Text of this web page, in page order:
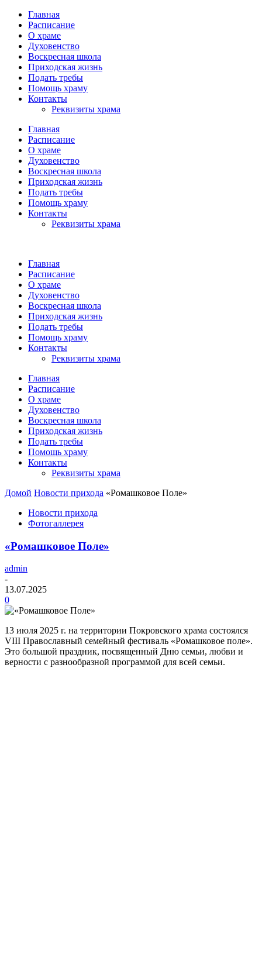
Главная
Расписание
О храме
Духовенство
Воскресная школа
Приходская жизнь
Подать требы
Помощь храму
Контакты
Реквизиты храма
Главная
Расписание
О храме
Духовенство
Воскресная школа
Приходская жизнь
Подать требы
Помощь храму
Контакты
Реквизиты храма
Главная
Расписание
О храме
Духовенство
Воскресная школа
Приходская жизнь
Подать требы
Помощь храму
Контакты
Реквизиты храма
Главная
Расписание
О храме
Духовенство
Воскресная школа
Приходская жизнь
Подать требы
Помощь храму
Контакты
Реквизиты храма
Домой Новости прихода «Ромашковое Поле»
Новости прихода
Фотогаллерея
«Ромашковое Поле»
admin
-
13.07.2025
0
13 июля 2025 г. на территории Покровского храма состоялся
VIII Православный семейный фестиваль «Ромашковое поле».
Это большой праздник, посвященный Дню семьи, любви и
верности с разнообразной программой для всей семьи.